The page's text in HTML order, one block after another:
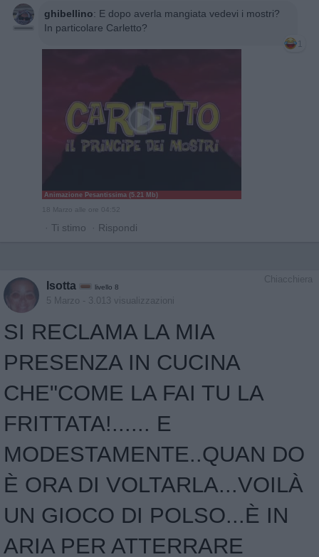
ghibellino: E dopo averla mangiata vedevi i mostri?
In particolare Carletto?
1
Animazione Pesantissima (5.21 Mb)
18 Marzo alle ore 04:52
· Ti stimo · Rispondi
Chiacchiera
Isotta livello 8
5 Marzo - 3.013 visualizzazioni
SI RECLAMA LA MIA
PRESENZA IN CUCINA
CHE"COME LA FAI TU LA
FRITTATA!...... E
MODESTAMENTE..QUAN DO
È ORA DI VOLTARLA...VOILÀ
UN GIOCO DI POLSO...È IN
ARIA PER ATTERRARE